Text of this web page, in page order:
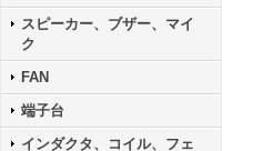
スピーカー、ブザー、マイ
ク
FAN
端子台
インダクタ、コイル、フェ